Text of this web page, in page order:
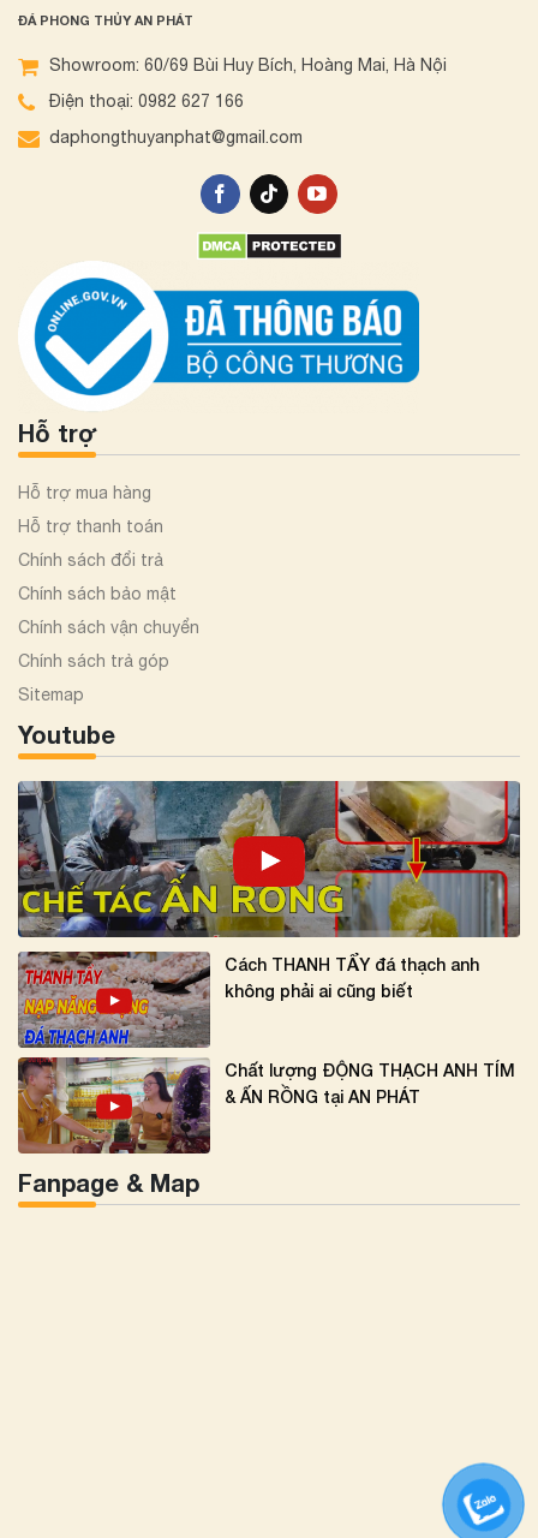
ĐÁ PHONG THỦY AN PHÁT
Showroom: 60/69 Bùi Huy Bích, Hoàng Mai, Hà Nội
Điện thoại: 0982 627 166
daphongthuyanphat@gmail.com
Hỗ trợ
Hỗ trợ mua hàng
Hỗ trợ thanh toán
Chính sách đổi trả
Chính sách bảo mật
Chính sách vận chuyển
Chính sách trả góp
Sitemap
Youtube
Cách THANH TẨY đá thạch anh
không phải ai cũng biết
Chất lượng ĐỘNG THẠCH ANH TÍM
& ẤN RỒNG tại AN PHÁT
Fanpage & Map